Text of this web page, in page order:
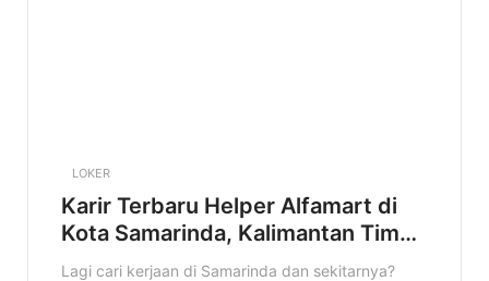
LOKER
Karir Terbaru Helper Alfamart di
Kota Samarinda, Kalimantan Timur
Terbaru Tahun 2025
Lagi cari kerjaan di Samarinda dan sekitarnya?